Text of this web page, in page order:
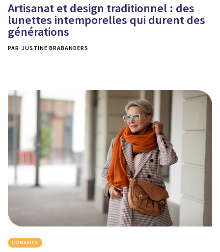
Artisanat et design traditionnel : des
lunettes intemporelles qui durent des
générations
PAR JUSTINE BRABANDERS
CONSEILS